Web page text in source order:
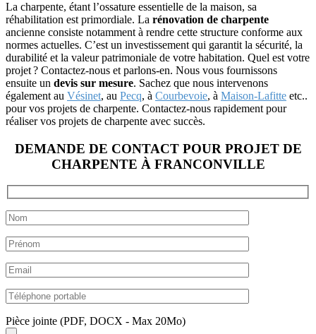
La charpente, étant l’ossature essentielle de la maison, sa
réhabilitation est primordiale. La rénovation de charpente
ancienne consiste notamment à rendre cette structure conforme aux
normes actuelles. C’est un investissement qui garantit la sécurité, la
durabilité et la valeur patrimoniale de votre habitation. Quel est votre
projet ? Contactez-nous et parlons-en. Nous vous fournissons
ensuite un devis sur mesure. Sachez que nous intervenons
également au Vésinet, au Pecq, à Courbevoie, à Maison-Lafitte etc..
pour vos projets de charpente. Contactez-nous rapidement pour
réaliser vos projets de charpente avec succès.
DEMANDE DE CONTACT POUR PROJET DE
CHARPENTE À FRANCONVILLE
Pièce jointe (PDF, DOCX - Max 20Mo)